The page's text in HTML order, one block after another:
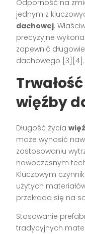
Odporność na
jednym z
dachowej.
precyzyjne
zapewnić
dachowego [3][4].
więźby
Długość życia
może wynosić
zastosowaniu
nowoczesnym
Kluczowym
użytych
przekłada się na
Stosowanie
tradycyjnych